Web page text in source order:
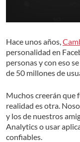
Hace unos años,
personalidad en
personas y con eso
de 50 millones de
Muchos creerán que
realidad es otra.
y los de nuestros
Analytics o usar
confiables.